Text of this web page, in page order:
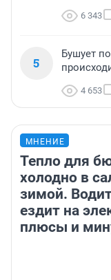
6 343
5
Бушует
4 653
МНЕНИЕ
Тепло для
холодно в
зимой.
ездит на
плюсы и